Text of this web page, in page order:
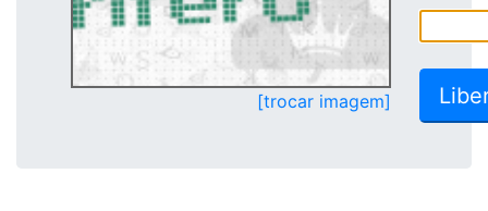
[trocar imagem]